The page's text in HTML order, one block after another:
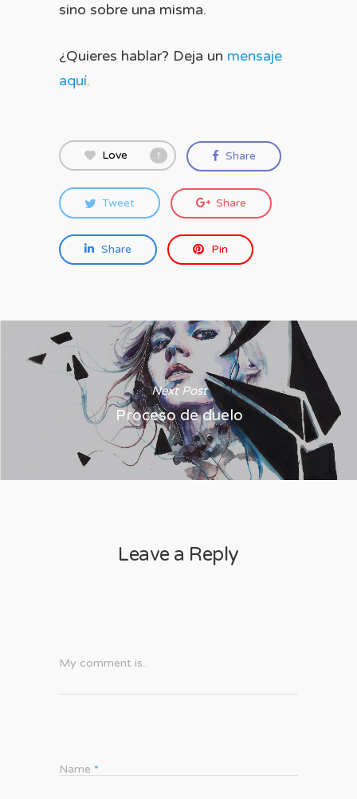
sino sobre una misma.
¿Quieres hablar? Deja un mensaje
aquí.
Love 1 Share
Tweet Share
Share Pin
Next Post
Proceso de duelo
Leave a Reply
My comment is..
Name *